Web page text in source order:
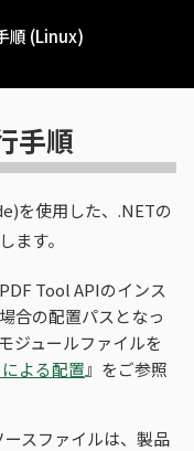
順 (Linux)
手順
を使用した、.NETの
ます。
Tool APIのインス
合の配置パスとなっ
ジュールファイルを
よる配置』をご参照
スファイルは、製品